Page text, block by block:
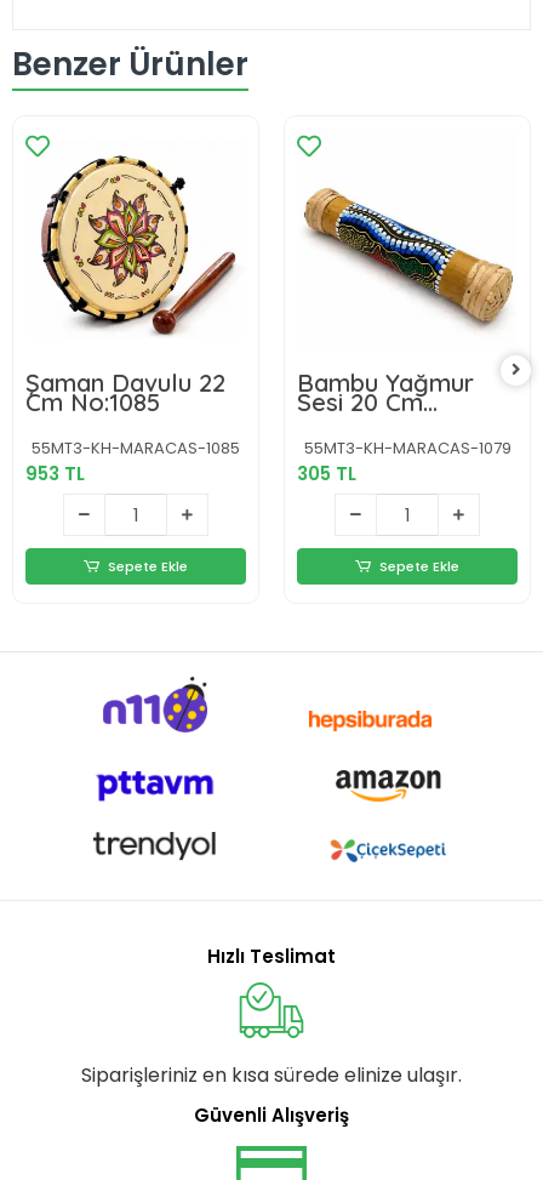
Benzer Ürünler
Şaman Davulu 22
Cm No:1085
55MT3-KH-MARACAS-1085
953 TL
Sepete Ekle
Bambu Yağmur
Sesi 20 Cm
No:1079
55MT3-KH-MARACAS-1079
305 TL
Sepete Ekle
Hızlı Teslimat
Siparişleriniz en kısa sürede elinize ulaşır.
Güvenli Alışveriş